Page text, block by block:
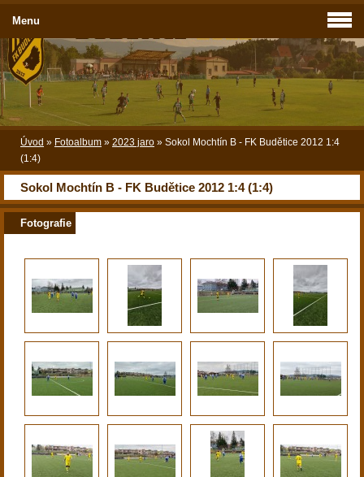
Úvod » Fotoalbum » 2023 jaro » Sokol Mochtín B - FK Budětice 2012 1:4
(1:4)
Sokol Mochtín B - FK Budětice 2012 1:4 (1:4)
Fotografie
Menu